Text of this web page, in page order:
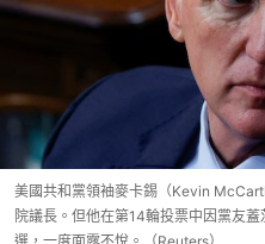
美國共和黨領袖麥卡錫（Kevin
院議長。但他在第14輪投票中因黨友